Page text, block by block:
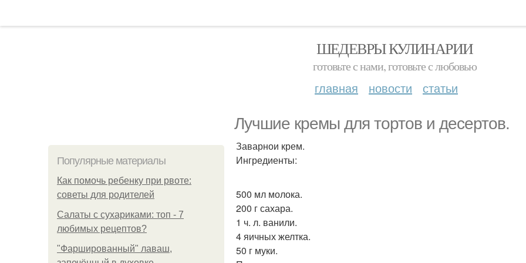
ШЕДЕВРЫ КУЛИНАРИИ
готовьте с нами, готовьте с любовью
главная новости статьи
Лучшие кремы для тортов и десертов.
Популярные материалы
Как помочь ребенку при рвоте:
советы для родителей
Салаты с сухариками: топ - 7
любимых рецептов?
"Фаршированный" лаваш,
Заварнои крем.
Ингредиенты:
500 мл молока.
200 г сахара.
1 ч. л. ванили.
4 яичных желтка.
50 г муки.